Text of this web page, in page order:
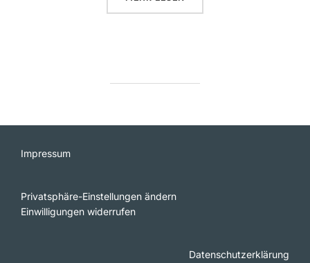
Impressum
Privatsphäre-Einstellungen ändern
Einwilligungen widerrufen
Datenschutzerklärung